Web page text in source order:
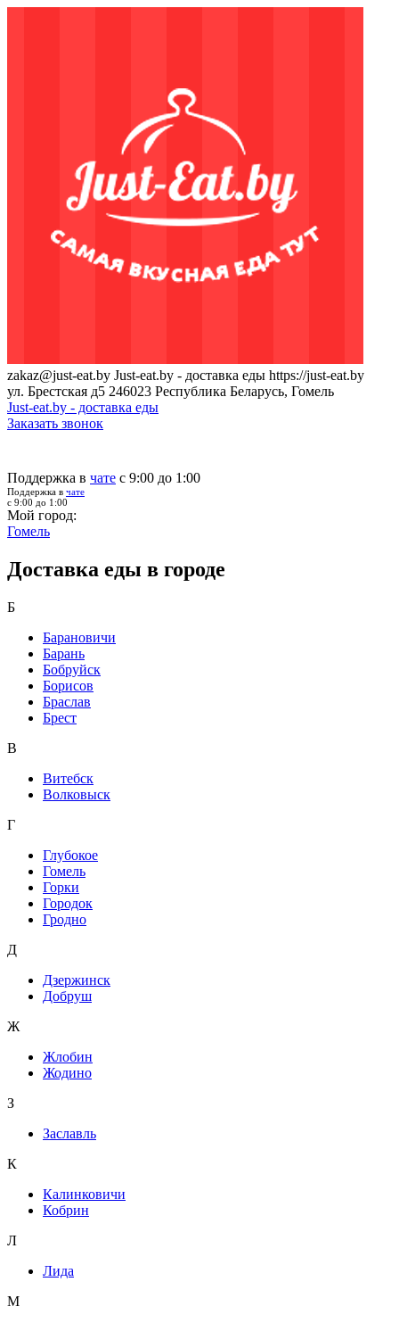
zakaz@just-eat.by Just-eat.by - доставка еды https://just-eat.by
ул. Брестская д5 246023 Республика Беларусь, Гомель
Just-eat.by - доставка еды
Заказать звонок
Поддержка в чате с 9:00 до 1:00
Поддержка в чате
с 9:00 до 1:00
Мой город:
Гомель
Доставка еды в городе
Б
Барановичи
Барань
Бобруйск
Борисов
Браслав
Брест
В
Витебск
Волковыск
Г
Глубокое
Гомель
Горки
Городок
Гродно
Д
Дзержинск
Добруш
Ж
Жлобин
Жодино
З
Заславль
К
Калинковичи
Кобрин
Л
Лида
М